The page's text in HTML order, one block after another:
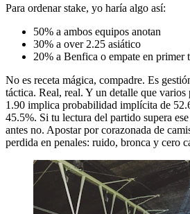
Para ordenar stake, yo haría algo así:
50% a ambos equipos anotan
30% a over 2.25 asiático
20% a Benfica o empate en primer
No es receta mágica, compadre. Es
táctica. Real, real. Y un detalle que varios
1.90 implica probabilidad implícita de
45.5%. Si tu lectura del partido supera
antes no. Apostar por corazonada de
perdida en penales: ruido, bronca y cero